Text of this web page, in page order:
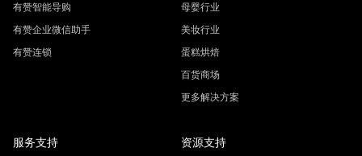
有赞智能导购
有赞企业微信助手
有赞连锁
母婴行业
美妆行业
蛋糕烘焙
百货商场
更多解决方案
服务支持 资源支持